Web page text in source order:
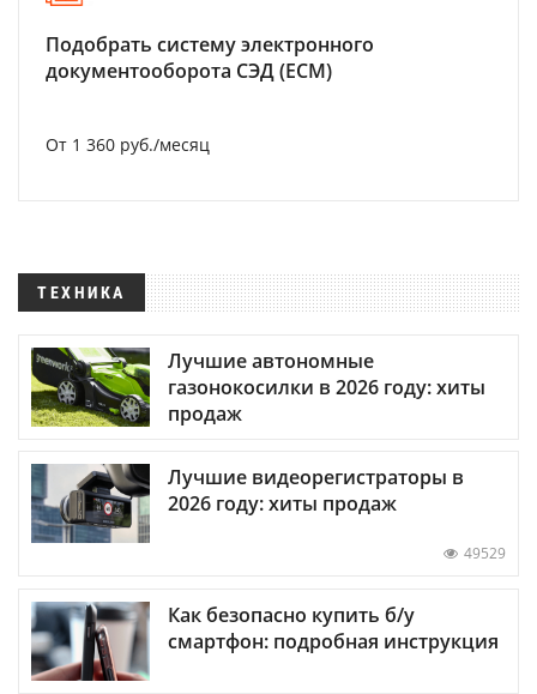
Подобрать систему электронного
документооборота СЭД (ECM)
От 1 360 руб./месяц
ТЕХНИКА
Лучшие автономные
газонокосилки в 2026 году: хиты
продаж
Лучшие видеорегистраторы в
2026 году: хиты продаж
49529
Как безопасно купить б/у
смартфон: подробная инструкция